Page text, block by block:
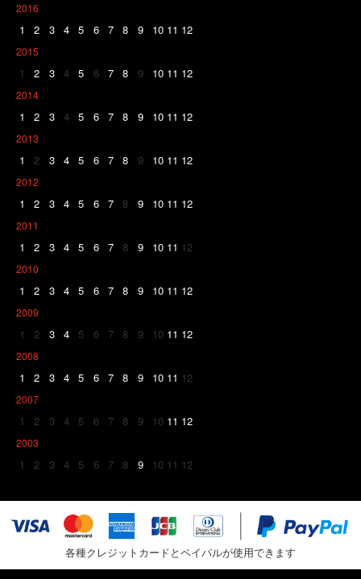
2016
1 2 3 4 5 6 7 8 9 10 11 12
2015
1 2 3 4 5 6 7 8 9 10 11 12
2014
1 2 3 4 5 6 7 8 9 10 11 12
2013
1 2 3 4 5 6 7 8 9 10 11 12
2012
1 2 3 4 5 6 7 8 9 10 11 12
2011
1 2 3 4 5 6 7 8 9 10 11 12
2010
1 2 3 4 5 6 7 8 9 10 11 12
2009
1 2 3 4 5 6 7 8 9 10 11 12
2008
1 2 3 4 5 6 7 8 9 10 11 12
2007
1 2 3 4 5 6 7 8 9 10 11 12
2003
1 2 3 4 5 6 7 8 9 10 11 12
各種クレジットカードとペイパルが使用できます